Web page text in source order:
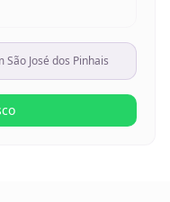
São José dos Pinhais